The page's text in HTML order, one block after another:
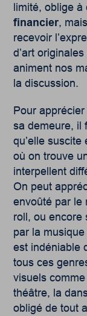
limité, oblige à
financier,
recevoir
d’art
animent nos
la discussion.
Pour
sa demeure, il
qu’elle suscite
où on trouve
interpellent
On peut
envoûté par le
roll, ou encore
par la
est indéniable
tous ces
visuels
théâtre, la
obligé de tout